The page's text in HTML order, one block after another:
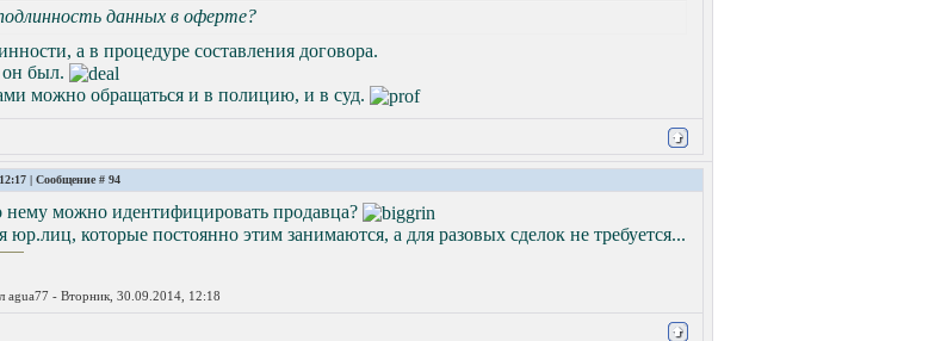
данных в оферте?
а в процедуре составления договора.
он был.
можно обращаться и в полицию, и в суд.
| Сообщение # 94
нему можно идентифицировать продавца?
юр.лиц, которые постоянно этим занимаются, а для разовых сделок не требуется...
agua77 - Вторник, 30.09.2014, 12:18